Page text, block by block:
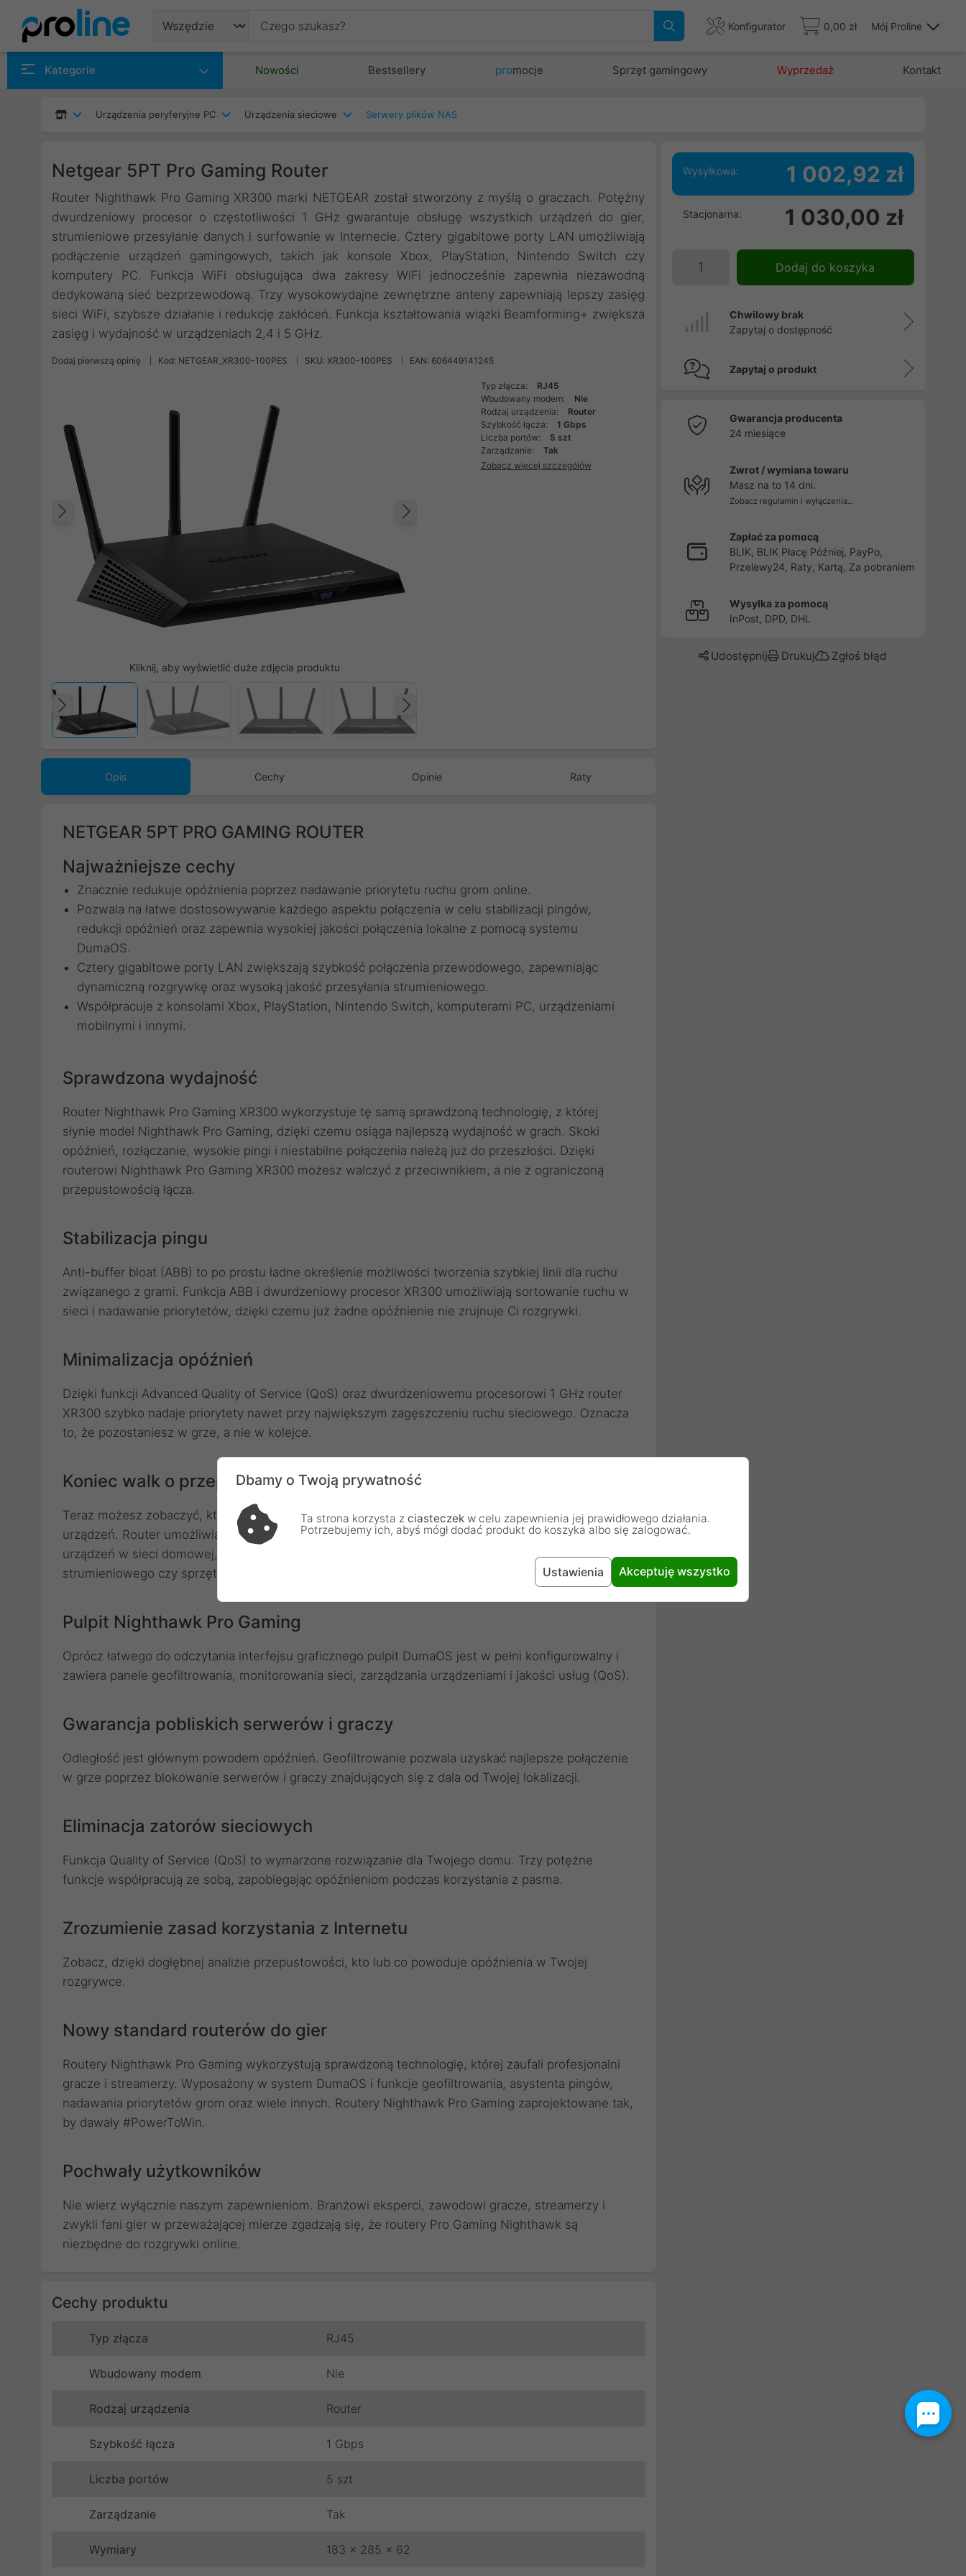
Konfigurator 0,00 zł Mój Proline
Kategorie Nowości Bestsellery promocje Sprzęt gamingowy Wyprzedaż Kontakt
Urządzenia peryferyjne PC Urządzenia sieciowe Serwery plików NAS
Netgear 5PT Pro Gaming Router
Router Nighthawk Pro Gaming XR300 marki NETGEAR został stworzony z myślą o graczach. Potężny
dwurdzeniowy procesor o częstotliwości 1 GHz gwarantuje obsługę wszystkich urządzeń do gier,
strumieniowe przesyłanie danych i surfowanie w Internecie. Cztery gigabitowe porty LAN umożliwiają
podłączenie urządzeń gamingowych, takich jak konsole Xbox, PlayStation, Nintendo Switch czy
komputery PC. Funkcja WiFi obsługująca dwa zakresy WiFi jednocześnie zapewnia niezawodną
dedykowaną sieć bezprzewodową. Trzy wysokowydajne zewnętrzne anteny zapewniają lepszy zasięg
sieci WiFi, szybsze działanie i redukcję zakłóceń. Funkcja kształtowania wiązki Beamforming+ zwiększa
zasięg i wydajność w urządzeniach 2,4 i 5 GHz.
Dodaj pierwszą opinię Kod: NETGEAR_XR300-100PES SKU: XR300-100PES EAN: 606449141245
Poprzedni
Kliknij, aby wyświetlić duże zdjęcia produktu
Następny
Poprzedni
Typ złącza:
RJ45
Wbudowany modem:
Nie
Rodzaj urządzenia:
Router
Szybkość łącza:
1 Gbps
Liczba portów:
5 szt
Zarządzanie:
Tak
Zobacz więcej szczegółów
Opis Cechy Opinie Raty
NETGEAR 5PT PRO GAMING ROUTER
Najważniejsze cechy
Znacznie redukuje opóźnienia poprzez nadawanie priorytetu ruchu grom online.
Pozwala na łatwe dostosowywanie każdego aspektu połączenia w celu stabilizacji pingów,
redukcji opóźnień oraz zapewnia wysokiej jakości połączenia lokalne z pomocą systemu
DumaOS.
Cztery gigabitowe porty LAN zwiększają szybkość połączenia przewodowego, zapewniając
dynamiczną rozgrywkę oraz wysoką jakość przesyłania strumieniowego.
Współpracuje z konsolami Xbox, PlayStation, Nintendo Switch, komputerami PC, urządzeniami
mobilnymi i innymi.
Sprawdzona wydajność
Router Nighthawk Pro Gaming XR300 wykorzystuje tę samą sprawdzoną technologię, z której
słynie model Nighthawk Pro Gaming, dzięki czemu osiąga najlepszą wydajność w grach. Skoki
opóźnień, rozłączanie, wysokie pingi i niestabilne połączenia należą już do przeszłości. Dzięki
routerowi Nighthawk Pro Gaming XR300 możesz walczyć z przeciwnikiem, a nie z ograniczoną
przepustowością łącza.
Stabilizacja pingu
Anti-buffer bloat (ABB) to po prostu ładne określenie możliwości tworzenia szybkiej linii dla ruchu
związanego z grami. Funkcja ABB i dwurdzeniowy procesor XR300 umożliwiają sortowanie ruchu w
sieci i nadawanie priorytetów, dzięki czemu już żadne opóźnienie nie zrujnuje Ci rozgrywki.
Minimalizacja opóźnień
Dzięki funkcji Advanced Quality of Service (QoS) oraz dwurdzeniowemu procesorowi 1 GHz router
XR300 szybko nadaje priorytety nawet przy największym zagęszczeniu ruchu sieciowego. Oznacza
to, że pozostaniesz w grze, a nie w kolejce.
Koniec walk o przepustowość
Teraz możesz zobaczyć, kto korzysta z pasma i dokonać szybkich zmian za pomocą Menedżera
urządzeń. Router umożliwia zmniejszanie i zwiększanie priorytetu oraz blokowanie dowolnych
urządzeń w sieci domowej, w tym zużywających przepustowość urządzeń do przesyłania
strumieniowego czy sprzętów domowych obsługiwanych głosem.
Pulpit Nighthawk Pro Gaming
Oprócz łatwego do odczytania interfejsu graficznego pulpit DumaOS jest w pełni konfigurowalny i
zawiera panele geofiltrowania, monitorowania sieci, zarządzania urządzeniami i jakości usług (QoS).
Gwarancja pobliskich serwerów i graczy
Odległość jest głównym powodem opóźnień. Geofiltrowanie pozwala uzyskać najlepsze połączenie
w grze poprzez blokowanie serwerów i graczy znajdujących się z dala od Twojej lokalizacji.
Eliminacja zatorów sieciowych
Funkcja Quality of Service (QoS) to wymarzone rozwiązanie dla Twojego domu. Trzy potężne
funkcje współpracują ze sobą, zapobiegając opóźnieniom podczas korzystania z pasma.
Zrozumienie zasad korzystania z Internetu
Zobacz, dzięki dogłębnej analizie przepustowości, kto lub co powoduje opóźnienia w Twojej
rozgrywce.
Nowy standard routerów do gier
Routery Nighthawk Pro Gaming wykorzystują sprawdzoną technologię, której zaufali profesjonalni
gracze i streamerzy. Wyposażony w system DumaOS i funkcje geofiltrowania, asystenta pingów,
nadawania priorytetów grom oraz wiele innych. Routery Nighthawk Pro Gaming zaprojektowane tak,
by dawały #PowerToWin.
Pochwały użytkowników
Nie wierz wyłącznie naszym zapewnieniom. Branżowi eksperci, zawodowi gracze, streamerzy i
zwykli fani gier w przeważającej mierze zgadzają się, że routery Pro Gaming Nighthawk są
niezbędne do rozgrywki online.
Cechy produktu
Typ złącza RJ45
Wbudowany modem Nie
Rodzaj urządzenia Router
Szybkość łącza 1 Gbps
Liczba portów 5 szt
Zarządzanie Tak
Wymiary 183 x 285 x 62
Wysyłkowa: 1 002,92 zł
Stacjonarna: 1 030,00 zł
Dodaj do koszyka
Chwilowy brak
Zapytaj o dostępność
Zapytaj o produkt
Gwarancja producenta
24 miesiące
Zwrot / wymiana towaru
Masz na to 14 dni.
Zobacz regulamin i wyłączenia...
Zapłać za pomocą
BLIK, BLIK Płacę Później, PayPo,
Przelewy24, Raty, Kartą, Za pobraniem
Wysyłka za pomocą
InPost, DPD, DHL
Udostępnij Drukuj Zgłoś błąd
Dbamy o Twoją prywatność
Ta strona korzysta z ciasteczek w celu zapewnienia jej prawidłowego działania.
Potrzebujemy ich, abyś mógł dodać produkt do koszyka albo się zalogować.
Ustawienia Akceptuję wszystko